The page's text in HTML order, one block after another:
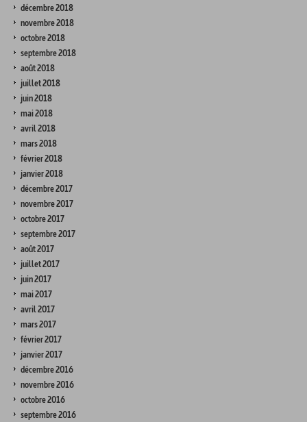
décembre 2018
novembre 2018
octobre 2018
septembre 2018
août 2018
juillet 2018
juin 2018
mai 2018
avril 2018
mars 2018
février 2018
janvier 2018
décembre 2017
novembre 2017
octobre 2017
septembre 2017
août 2017
juillet 2017
juin 2017
mai 2017
avril 2017
mars 2017
février 2017
janvier 2017
décembre 2016
novembre 2016
octobre 2016
septembre 2016